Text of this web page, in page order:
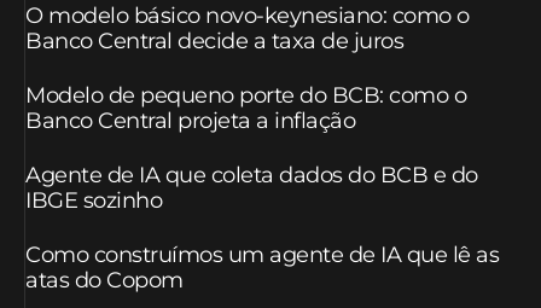
O modelo básico novo-keynesiano: como o
Banco Central decide a taxa de juros
Modelo de pequeno porte do BCB: como o
Banco Central projeta a inflação
Agente de IA que coleta dados do BCB e do
IBGE sozinho
Como construímos um agente de IA que lê as
atas do Copom